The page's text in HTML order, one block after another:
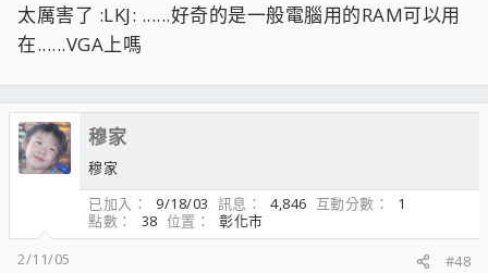
太厲害了 :LKJ: ......好奇的是一般電腦用的RAM可以用
在......VGA上嗎
穆家
穆家
已加入
9/18/03 訊息 4,846 互動分數
1
點數
38 位置
彰化市
2/11/05
#48